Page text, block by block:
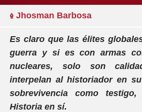
Jhosman Barbosa
Es claro que las élites
guerra y si es con armas
nucleares, solo son
interpelan al historiador en
sobrevivencia como
Historia en sí.